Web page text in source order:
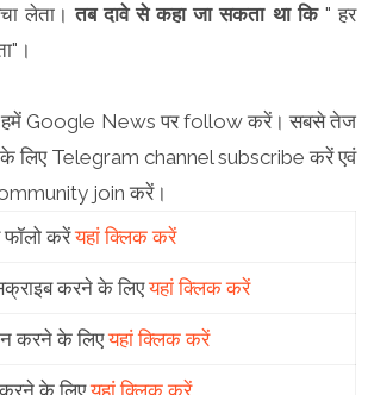
लेता।तब दावे से कहा जा सकता था कि" हर
हमें Google News पर follow करें। सबसे तेज
लिए Telegram channel subscribe करें एवं
join करें।
फॉलो करेंयहां क्लिक करें
करने के लिएयहां क्लिक करें
करने के लिएयहां क्लिक करें
करने के लिएयहां क्लिक करें